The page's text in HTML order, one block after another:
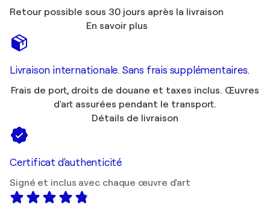
Retour possible sous 30 jours après la livraison
En savoir plus
Livraison internationale. Sans frais supplémentaires.
Frais de port, droits de douane et taxes inclus. Œuvres
d'art assurées pendant le transport.
Détails de livraison
Certificat d'authenticité
Signé et inclus avec chaque œuvre d'art